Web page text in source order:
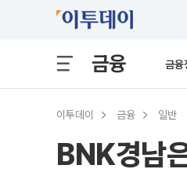
금융 금융
이투데이 금융 일반
BNK경남